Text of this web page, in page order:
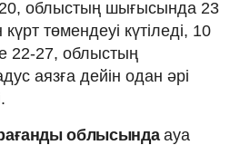
облыстың шығысында 23
төмендеуі күтіледі, 10
22-27, облыстың
аязға дейін одан әрі
облысында ауа